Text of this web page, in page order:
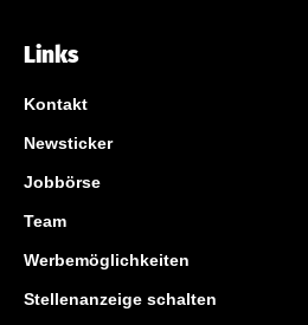
Links
Kontakt
Newsticker
Jobbörse
Team
Werbemöglichkeiten
Stellenanzeige schalten